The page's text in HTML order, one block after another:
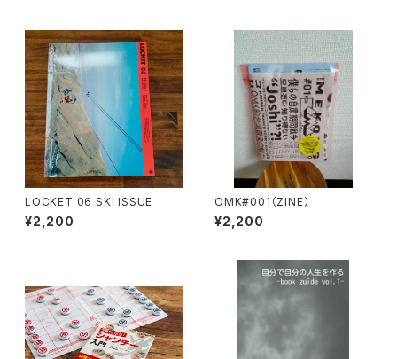
LOCKET 06 SKI ISSUE
¥2,200
OMK#001（ZINE）
¥2,200